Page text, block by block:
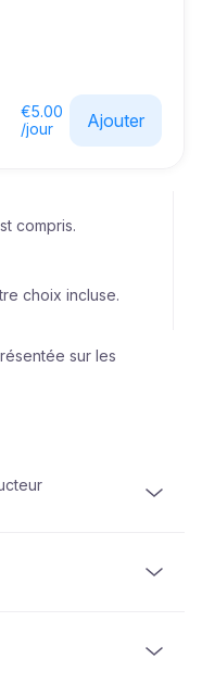
€5.00
/jour
Ajouter
compris.
choix incluse.
sur les
Une pièce
nationale) est
peuvent exiger
Le
de la réservation